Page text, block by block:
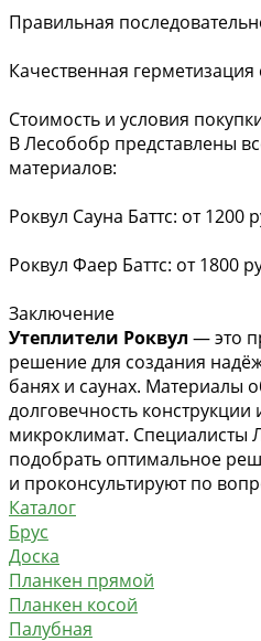
Правильная
Качественная герметизация
Стоимость и условия
В Лесобобр представлены
материалов:
Роквул Сауна Баттс: от 1200
Роквул Фаер Баттс: от 1800
Заключение
Утеплители Роквул — это
решение для создания
банях и саунах. Материалы
долговечность
микроклимат. Специалисты
подобрать оптимальное
и проконсультируют по
Каталог
Брус
Доска
Планкен прямой
Планкен косой
Палубная